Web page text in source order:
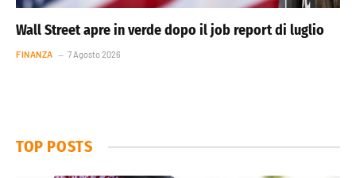
Wall Street apre in verde dopo il job report di luglio
FINANZA 7 Agosto 2026
TOP POSTS